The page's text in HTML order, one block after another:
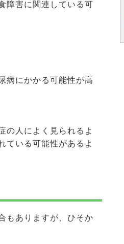
障害に関連している可
病にかかる可能性が高
の人によく見られるよ
ている可能性があるよ
もありますが、ひそか